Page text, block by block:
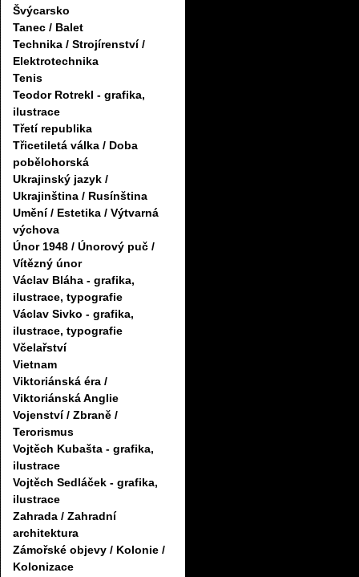
Švýcarsko
Tanec / Balet
Technika / Strojírenství /
Elektrotechnika
Tenis
Teodor Rotrekl - grafika,
ilustrace
Třetí republika
Třicetiletá válka / Doba
pobělohorská
Ukrajinský jazyk /
Ukrajinština / Rusínština
Umění / Estetika / Výtvarná
výchova
Únor 1948 / Únorový puč /
Vítězný únor
Václav Bláha - grafika,
ilustrace, typografie
Václav Sivko - grafika,
ilustrace, typografie
Včelařství
Vietnam
Viktoriánská éra /
Viktoriánská Anglie
Vojenství / Zbraně /
Terorismus
Vojtěch Kubašta - grafika,
ilustrace
Vojtěch Sedláček - grafika,
ilustrace
Zahrada / Zahradní
architektura
Zámořské objevy / Kolonie /
Kolonizace